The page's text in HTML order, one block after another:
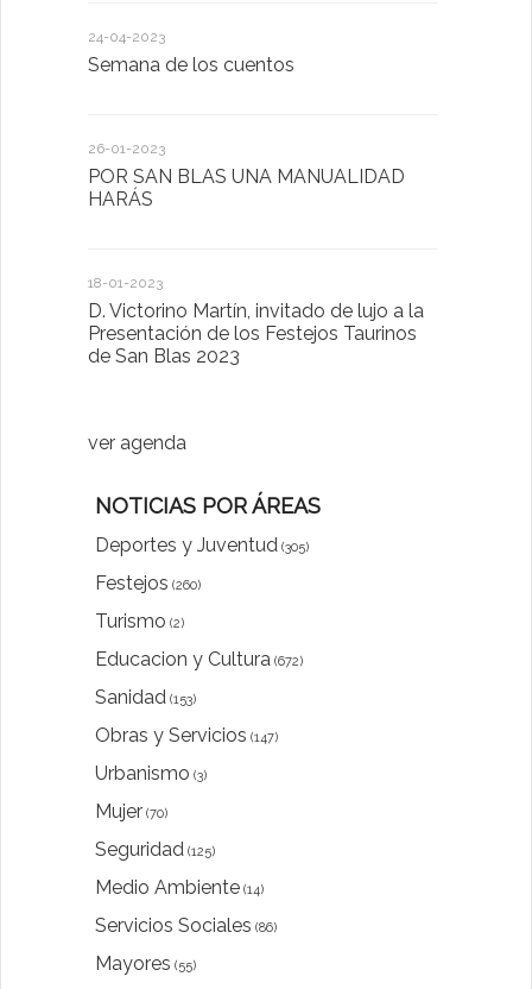
24-04-2023
Semana de los cuentos
26-01-2023
POR SAN BLAS UNA MANUALIDAD
HARÁS
18-01-2023
D. Victorino Martín, invitado de lujo a la
Presentación de los Festejos Taurinos
de San Blas 2023
ver agenda
NOTICIAS POR ÁREAS
Deportes y Juventud (305)
Festejos (260)
Turismo (2)
Educacion y Cultura (672)
Sanidad (153)
Obras y Servicios (147)
Urbanismo (3)
Mujer (70)
Seguridad (125)
Medio Ambiente (14)
Servicios Sociales (86)
Mayores (55)